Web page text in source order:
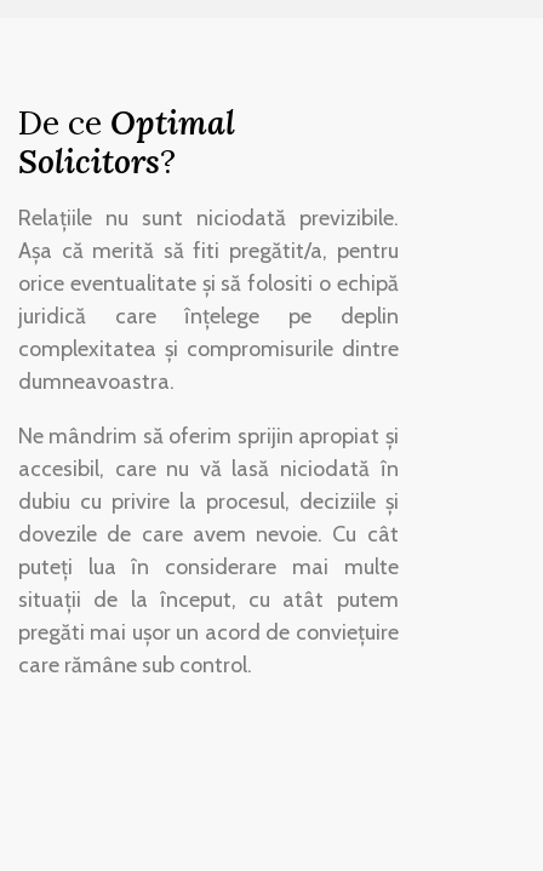
De ce Optimal
Solicitors?
Relațiile nu sunt niciodată previzibile.
Așa că merită să fiti pregătit/a, pentru
orice eventualitate și să folositi o echipă
juridică care înțelege pe deplin
complexitatea și compromisurile dintre
dumneavoastra.
Ne mândrim să oferim sprijin apropiat și
accesibil, care nu vă lasă niciodată în
dubiu cu privire la procesul, deciziile și
dovezile de care avem nevoie. Cu cât
puteți lua în considerare mai multe
situații de la început, cu atât putem
pregăti mai ușor un acord de conviețuire
care rămâne sub control.